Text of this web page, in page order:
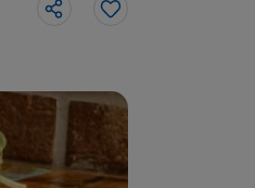
Like